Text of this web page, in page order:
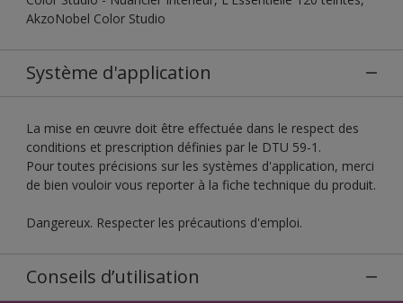
AkzoNobel Color Studio
Système d'application
La mise en œuvre doit être effectuée dans le respect des
conditions et prescription définies par le DTU 59-1.
Pour toutes précisions sur les systèmes d'application, merci
de bien vouloir vous reporter à la fiche technique du produit.
Dangereux. Respecter les précautions d'emploi.
Conseils d’utilisation